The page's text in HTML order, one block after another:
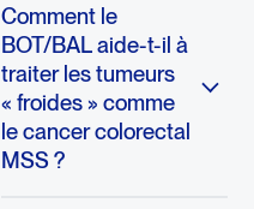
Comment le
BOT/BAL aide-t-il à
traiter les tumeurs
« froides » comme
le cancer colorectal
MSS ?